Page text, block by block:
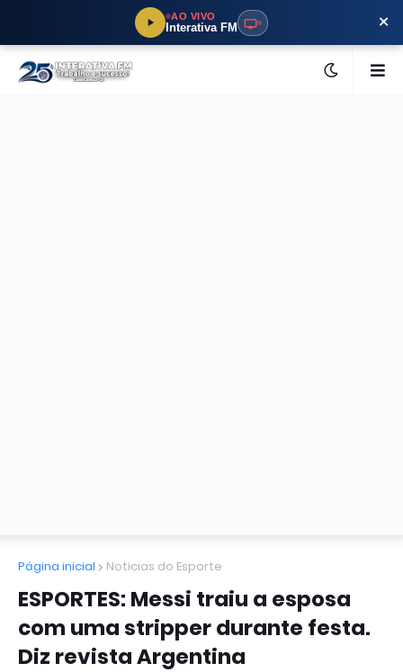
AO VIVO
Interativa FM ×
Página inicial Noticias do Esporte
ESPORTES: Messi traiu a esposa
com uma stripper durante festa.
Diz revista Argentina